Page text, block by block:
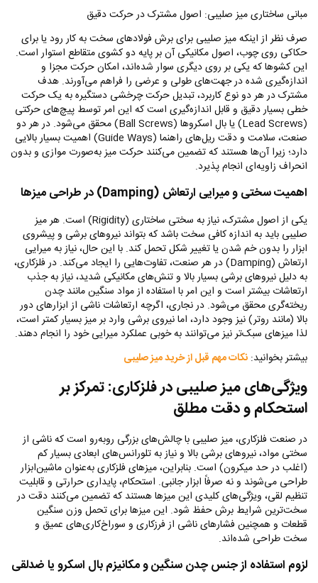
مبانی ساختاری میز صلیبی: اصول مشترک در حرکت دقیق
صرف نظر از اینکه میز صلیبی برای برش فولادهای سخت به کار رود یا برای
حکاکی روی چوب، اصول مکانیکی آن بر پایه دو کشوی متقاطع استوار است.
این کشوها که یکی بر روی دیگری سوار شده‌اند، امکان حرکت مجزا و
اندازه‌گیری شده در جهت‌های طولی و عرضی را فراهم می‌آورند. هدف
مشترک در هر دو نوع کاربرد، تبدیل حرکت چرخشی دستگیره به یک حرکت
خطی بسیار دقیق و قابل اندازه‌گیری است که این امر توسط پیچ‌های حرکتی
(
Lead Screws) یا بال اسکروها (Ball Screws) محقق می‌شود. در هر دو
صنعت، سلامت و دقت ریل‌های راهنما (Guide Ways) اهمیت بسیار بالایی
دارد؛ زیرا آن‌ها هستند که تضمین می‌کنند حرکت میز به‌صورت موازی و بدون
انحراف زاویه‌ای انجام پذیرد.
اهمیت سختی و میرایی ارتعاش (Damping) در طراحی میزها
یکی از اصول مشترک، نیاز به سختی ساختاری (Rigidity) است. هر میز
صلیبی باید به اندازه کافی سخت باشد که بتواند نیروهای برشی و پیشروی
ابزار را بدون خم شدن یا تغییر شکل تحمل کند. با این حال، نیاز به میرایی
ارتعاش (Damping) در هر صنعت، تفاوت‌هایی را ایجاد می‌کند. در فلزکاری،
به دلیل نیروهای برشی بسیار بالا و تنش‌های مکانیکی شدید، نیاز به جذب
ارتعاشات بیشتر است و این امر با استفاده از مواد سنگین مانند چدن
ریخته‌گری محقق می‌شود. در نجاری، اگرچه ارتعاشات ناشی از ابزارهای دور
بالا (مانند روتر) نیز وجود دارد، اما نیروی برشی وارد بر میز بسیار کمتر است،
لذا میزهای سبک‌تر نیز می‌توانند به خوبی عملکرد میرایی خود را انجام دهند.
بیشتر بخوانید: نکات مهم قبل از خرید میز صلیبی
ویژگی‌های میز صلیبی در فلزکاری: تمرکز بر
استحکام و دقت مطلق
در صنعت فلزکاری، میز صلیبی با چالش‌های بزرگی روبه‌رو است که ناشی از
سختی مواد، نیروهای برشی بالا و نیاز به تلورانس‌های ابعادی بسیار کم
(اغلب در حد میکرون) است. بنابراین، میزهای فلزکاری به‌عنوان ماشین‌ابزار
طراحی می‌شوند و نه صرفاً ابزار جانبی. استحکام، پایداری حرارتی و قابلیت
تنظیم لقی، ویژگی‌های کلیدی این میزها هستند که تضمین می‌کنند دقت در
سخت‌ترین شرایط برش حفظ شود. این میزها برای تحمل وزن سنگین
قطعات و همچنین فشارهای ناشی از فرزکاری و سوراخ‌کاری‌های عمیق و
سخت طراحی شده‌اند.
لزوم استفاده از جنس چدن سنگین و مکانیزم بال اسکرو یا ضدلقی